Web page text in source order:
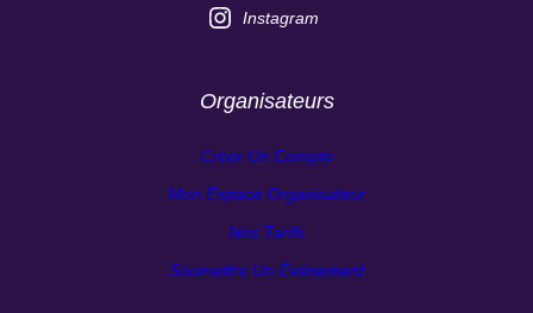
Instagram
Organisateurs
Créer Un Compte
Mon Espace Organisateur
Nos Tarifs
Soumettre Un Événement